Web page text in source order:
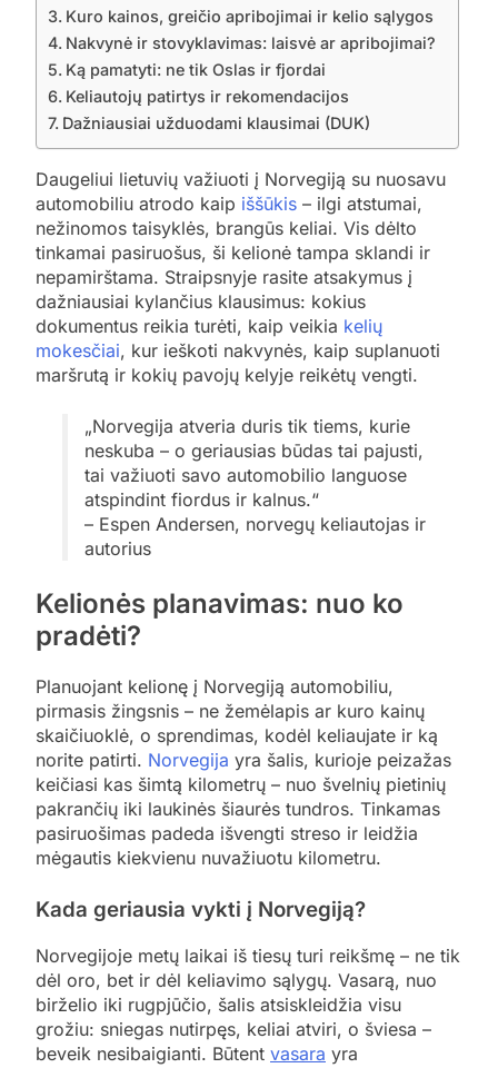
Kuro kainos, greičio apribojimai ir kelio sąlygos
Nakvynė ir stovyklavimas: laisvė ar apribojimai?
Ką pamatyti: ne tik Oslas ir fjordai
Keliautojų patirtys ir rekomendacijos
Dažniausiai užduodami klausimai (DUK)
Daugeliui lietuvių važiuoti į Norvegiją su nuosavu
automobiliu atrodo kaip iššūkis – ilgi atstumai,
nežinomos taisyklės, brangūs keliai. Vis dėlto
tinkamai pasiruošus, ši kelionė tampa sklandi ir
nepamirštama. Straipsnyje rasite atsakymus į
dažniausiai kylančius klausimus: kokius
dokumentus reikia turėti, kaip veikia kelių
mokesčiai, kur ieškoti nakvynės, kaip suplanuoti
maršrutą ir kokių pavojų kelyje reikėtų vengti.
„Norvegija atveria duris tik tiems, kurie
neskuba – o geriausias būdas tai pajusti,
tai važiuoti savo automobilio languose
atspindint fiordus ir kalnus.“
– Espen Andersen, norvegų keliautojas ir
autorius
Kelionės planavimas: nuo ko
pradėti?
Planuojant kelionę į Norvegiją automobiliu,
pirmasis žingsnis – ne žemėlapis ar kuro kainų
skaičiuoklė, o sprendimas, kodėl keliaujate ir ką
norite patirti. Norvegija yra šalis, kurioje peizažas
keičiasi kas šimtą kilometrų – nuo švelnių pietinių
pakrančių iki laukinės šiaurės tundros. Tinkamas
pasiruošimas padeda išvengti streso ir leidžia
mėgautis kiekvienu nuvažiuotu kilometru.
Kada geriausia vykti į Norvegiją?
Norvegijoje metų laikai iš tiesų turi reikšmę – ne tik
dėl oro, bet ir dėl keliavimo sąlygų. Vasarą, nuo
birželio iki rugpjūčio, šalis atsiskleidžia visu
grožiu: sniegas nutirpęs, keliai atviri, o šviesa –
beveik nesibaigianti. Būtent vasara yra